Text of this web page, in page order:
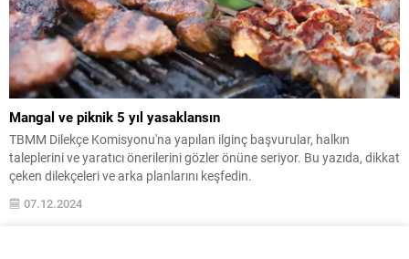
Mangal ve piknik 5 yıl yasaklansın
TBMM Dilekçe Komisyonu'na yapılan ilginç başvurular, halkın
taleplerini ve yaratıcı önerilerini gözler önüne seriyor. Bu yazıda, dikkat
çeken dilekçeleri ve arka planlarını keşfedin.
07.12.2024